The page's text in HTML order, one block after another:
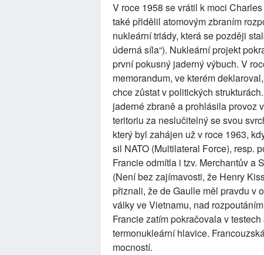
V roce 1958 se vrátil k moci
také přidělil atomovým zbraním
nukleární triády, která se později
úderná síla“). Nukleární projekt
první pokusný jaderný výbuch. V
memorandum, ve kterém
chce zůstat v politických
jaderné zbraně a prohlásila provoz
teritoriu za neslučitelný se svou
který byl zahájen už v roce 1963,
sil NATO (Multilateral Force), resp.
Francie odmítla i tzv. Merchantův a
(Není bez zajímavosti, že Henry
přiznali, že de Gaulle měl pravdu v
války ve Vietnamu, nad
Francie zatím pokračovala v
termonukleární hlavice.
mocností.